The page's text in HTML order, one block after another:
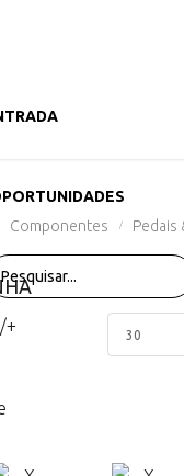
Componentes / Pedais
+